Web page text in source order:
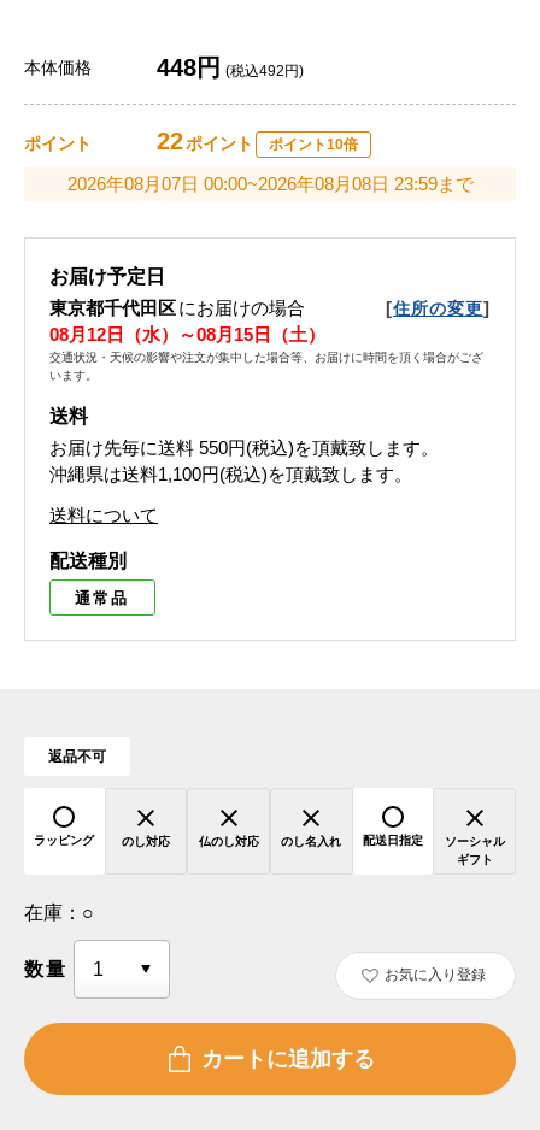
本体価格 448円 (税込492円)
ポイント 22ポイント ポイント10倍
2026年08月07日 00:00~2026年08月08日 23:59まで
お届け予定日
東京都千代田区にお届けの場合 [住所の変更]
08月12日（水）～08月15日（土）
交通状況・天候の影響や注文が集中した場合等、お届けに時間を頂く場合がござ
います。
送料
お届け先毎に送料 550円(税込)を頂戴致します。
沖縄県は送料1,100円(税込)を頂戴致します。
送料について
配送種別
通常品
返品不可
ラッピング のし対応 仏のし対応 のし名入れ 配送日指定
ソーシャル
ギフト
在庫： ○
数量 お気に入り登録